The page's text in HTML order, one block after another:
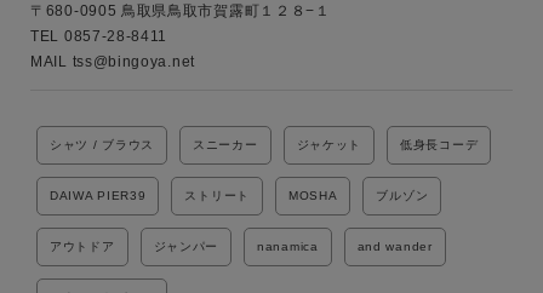
〒680-0905 鳥取県鳥取市賀露町１２８−１
TEL 0857-28-8411
MAIL tss@bingoya.net
シャツ / ブラウス スニーカー ジャケット 低身長コーデ
DAIWA PIER39 ストリート MOSHA ブルゾン
アウトドア ジャンパー nanamica and wander